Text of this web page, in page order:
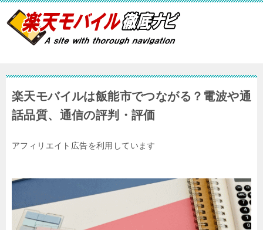
楽天モバイルは飯能市でつながる？電波や通
話品質、通信の評判・評価
アフィリエイト広告を利用しています